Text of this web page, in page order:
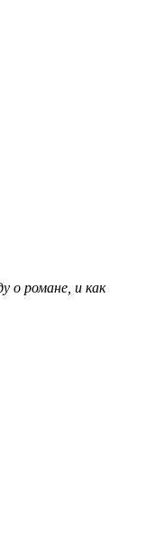
о романе, и как